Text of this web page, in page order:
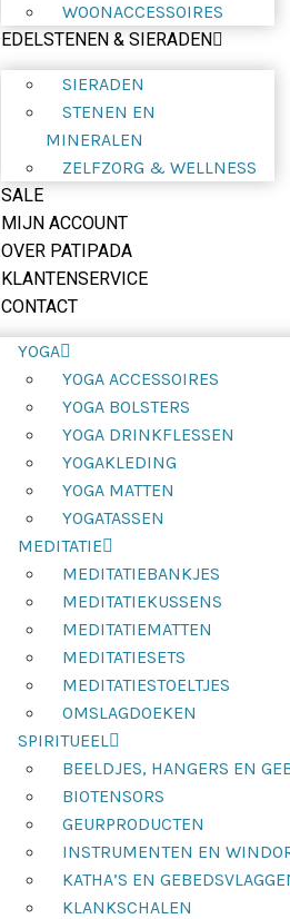
WOONACCESSOIRES
EDELSTENEN & SIERADEN
SIERADEN
STENEN EN
MINERALEN
ZELFZORG & WELLNESS
SALE
MIJN ACCOUNT
OVER PATIPADA
KLANTENSERVICE
CONTACT
YOGA
YOGA ACCESSOIRES
YOGA BOLSTERS
YOGA DRINKFLESSEN
YOGAKLEDING
YOGA MATTEN
YOGATASSEN
MEDITATIE
MEDITATIEBANKJES
MEDITATIEKUSSENS
MEDITATIEMATTEN
MEDITATIESETS
MEDITATIESTOELTJES
OMSLAGDOEKEN
SPIRITUEEL
BEELDJES, HANGERS EN
BIOTENSORS
GEURPRODUCTEN
INSTRUMENTEN EN
KATHA’S EN
KLANKSCHALEN